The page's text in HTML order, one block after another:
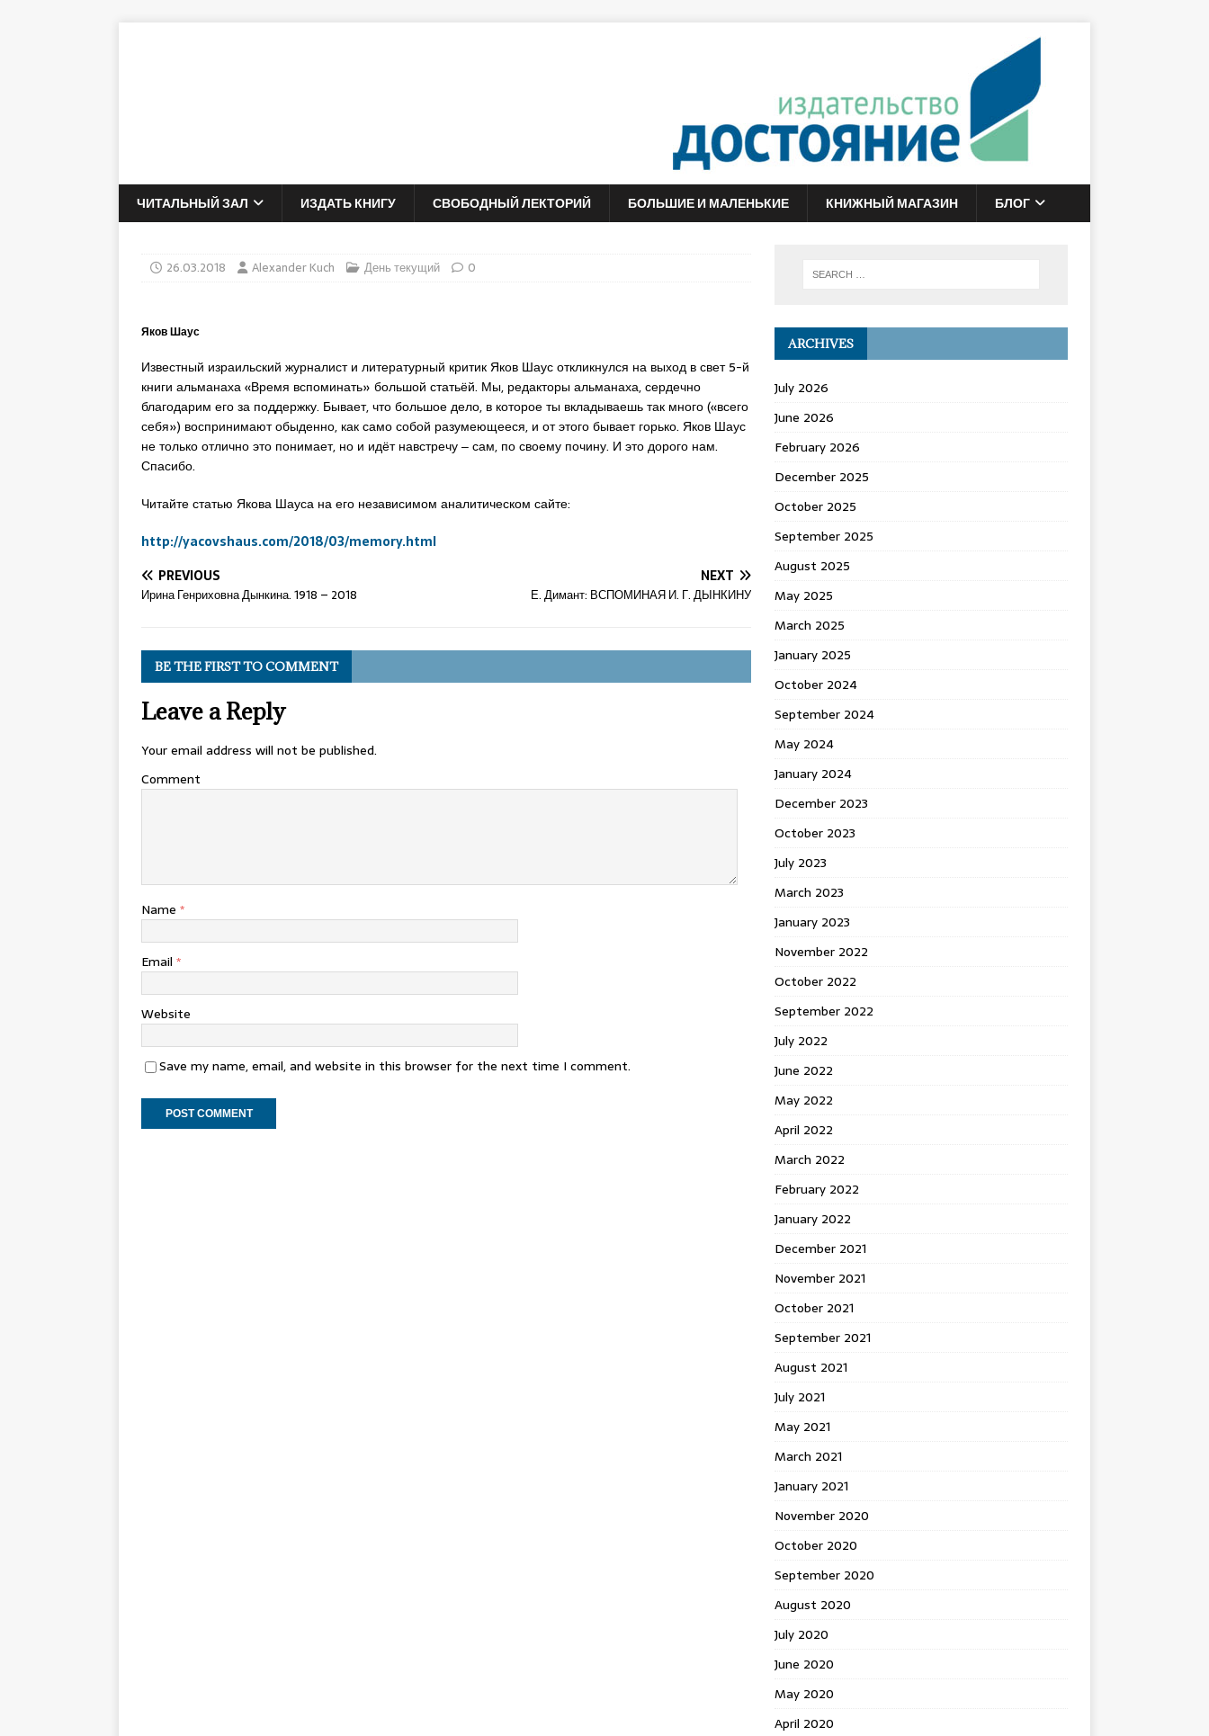
ЧИТАЛЬНЫЙ ЗАЛ ИЗДАТЬ КНИГУ СВОБОДНЫЙ ЛЕКТОРИЙ БОЛЬШИЕ И МАЛЕНЬКИЕ КНИЖНЫЙ МАГАЗИН БЛОГ
26.03.2018 Alexander Kuch День текущий 0
Яков Шаус
Известный израильский журналист и литературный критик Яков Шаус откликнулся на выход в свет 5-й
книги альманаха «Время вспоминать» большой статьёй. Мы, редакторы альманаха, сердечно
благодарим его за поддержку. Бывает, что большое дело, в которое ты вкладываешь так много («всего
себя») воспринимают обыденно, как само собой разумеющееся, и от этого бывает горько. Яков Шаус
не только отлично это понимает, но и идёт навстречу ‒ сам, по своему почину. И это дорого нам.
Спасибо.
Читайте статью Якова Шауса на его независимом аналитическом сайте:
http://yacovshaus.com/2018/03/memory.html
PREVIOUS
Ирина Генриховна Дынкина. 1918 – 2018
NEXT
Е. Димант: ВСПОМИНАЯ И. Г. ДЫНКИНУ
BE THE FIRST TO COMMENT
Leave a Reply
Your email address will not be published.
Comment
Name *
Email *
Website
Save my name, email, and website in this browser for the next time I comment.
ARCHIVES
July 2026
June 2026
February 2026
December 2025
October 2025
September 2025
August 2025
May 2025
March 2025
January 2025
October 2024
September 2024
May 2024
January 2024
December 2023
October 2023
July 2023
March 2023
January 2023
November 2022
October 2022
September 2022
July 2022
June 2022
May 2022
April 2022
March 2022
February 2022
January 2022
December 2021
November 2021
October 2021
September 2021
August 2021
July 2021
May 2021
March 2021
January 2021
November 2020
October 2020
September 2020
August 2020
July 2020
June 2020
May 2020
April 2020